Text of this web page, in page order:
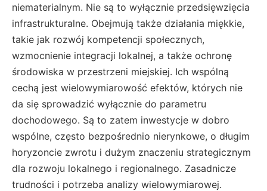
niematerialnym. Nie są to wyłącznie przedsięwzięcia
infrastrukturalne. Obejmują także działania miękkie,
takie jak rozwój kompetencji społecznych,
wzmocnienie integracji lokalnej, a także ochronę
środowiska w przestrzeni miejskiej. Ich wspólną
cechą jest wielowymiarowość efektów, których nie
da się sprowadzić wyłącznie do parametru
dochodowego. Są to zatem inwestycje w dobro
wspólne, często bezpośrednio nierynkowe, o długim
horyzoncie zwrotu i dużym znaczeniu strategicznym
dla rozwoju lokalnego i regionalnego. Zasadnicze
trudności i potrzeba analizy wielowymiarowej.